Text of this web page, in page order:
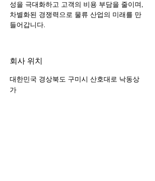
성을 극대화하고 고객의 비용 부담을 줄이며,
차별화된 경쟁력으로 물류 산업의 미래를 만
들어갑니다.
회사 위치
대한민국 경상북도 구미시 산호대로 낙동상
가